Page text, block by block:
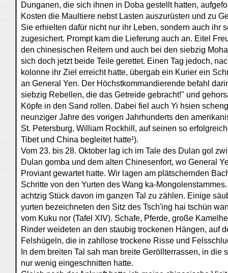
Dunganen, die sich ihnen in Doba gestellt hatten,
Kosten die Maultiere nebst Lasten auszurüsten und zu
Sie erhielten dafür nicht nur ihr Leben, sondern auch ihr
zugesichert. Prompt kam die Lieferung auch an. Eitel
den chinesischen Reitern und auch bei den siebzig
sich doch jetzt beide Teile gerettet. Einen Tag jedoch,
kolonne ihr Ziel erreicht hatte, übergab ein Kurier ein
an General Yen. Der Höchstkommandierende befahl
siebzig Rebellen, die das Getreide gebracht!" und
Köpfe in den Sand rollen. Dabei fiel auch Yi hsien
neunziger Jahre des vorigen Jahrhunderts den
St. Petersburg, William Rockhill, auf seinen so
Tibet und China begleitet hatte¹).
Vom 23. bis 28. Oktober lag ich im Tale des Dulan gol
Dulan gomba und dem alten Chinesenfort, wo General
Proviant gewartet hatte. Wir lagen am plätschernden
Schritte von den Yurten des Wang ka-
achtzig Stück davon im ganzen Tal zu zählen. Einige
yurten bezeichneten den Sitz des Tsch'ing hai tschün
vom Kuku nor (Tafel XIV). Schafe, Pferde, große
Rinder weideten an den staubig trockenen Hängen, auf
Felshügeln, die in zahllose trockene Risse und
In dem breiten Tal sah man breite Geröllterrassen, in die
nur wenig eingeschnitten hatte.